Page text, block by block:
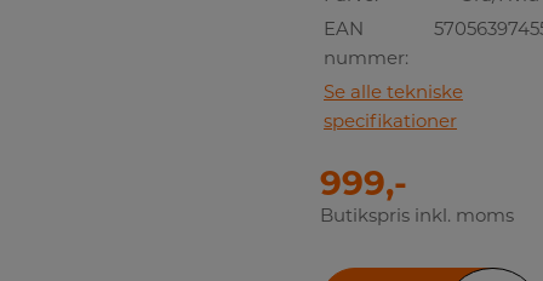
EAN
nummer:
Se alle tekniske
specifikationer
999,-
Butikspris inkl. moms